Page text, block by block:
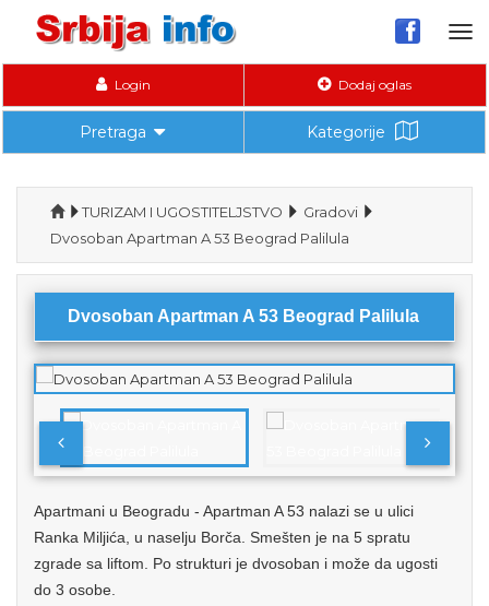
Login Dodaj oglas
Pretraga Kategorije
TURIZAM I UGOSTITELJSTVO
Gradovi
Dvosoban Apartman A 53 Beograd Palilula
Dvosoban Apartman A 53 Beograd Palilula
Apartmani u Beogradu - Apartman A 53 nalazi se u ulici
Ranka Miljića, u naselju Borča. Smešten je na 5 spratu
zgrade sa liftom. Po strukturi je dvosoban i može da ugosti
do 3 osobe.